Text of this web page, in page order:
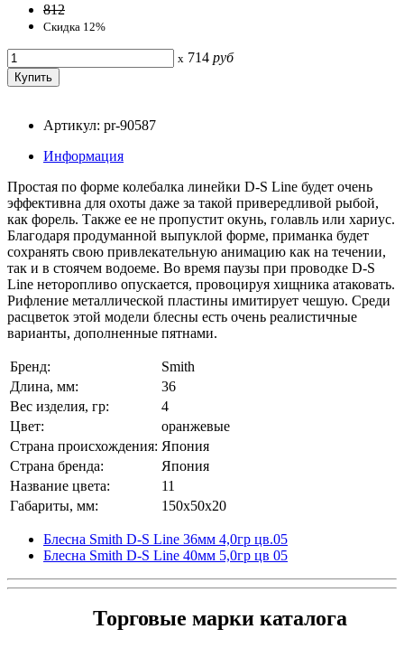
812
Скидка 12%
x 714 руб
Артикул: pr-90587
Информация
Простая по форме колебалка линейки D-S Line будет очень
эффективна для охоты даже за такой привередливой рыбой,
как форель. Также ее не пропустит окунь, голавль или хариус.
Благодаря продуманной выпуклой форме, приманка будет
сохранять свою привлекательную анимацию как на течении,
так и в стоячем водоеме. Во время паузы при проводке D-S
Line неторопливо опускается, провоцируя хищника атаковать.
Рифление металлической пластины имитирует чешую. Среди
расцветок этой модели блесны есть очень реалистичные
варианты, дополненные пятнами.
Бренд:
Smith
Длина, мм:
36
Вес изделия, гр:
4
Цвет:
оранжевые
Страна происхождения: Япония
Страна бренда:
Япония
Название цвета:
11
Габариты, мм:
150x50x20
Блесна Smith D-S Line 36мм 4,0гр цв.05
Блесна Smith D-S Line 40мм 5,0гр цв 05
Торговые марки каталога